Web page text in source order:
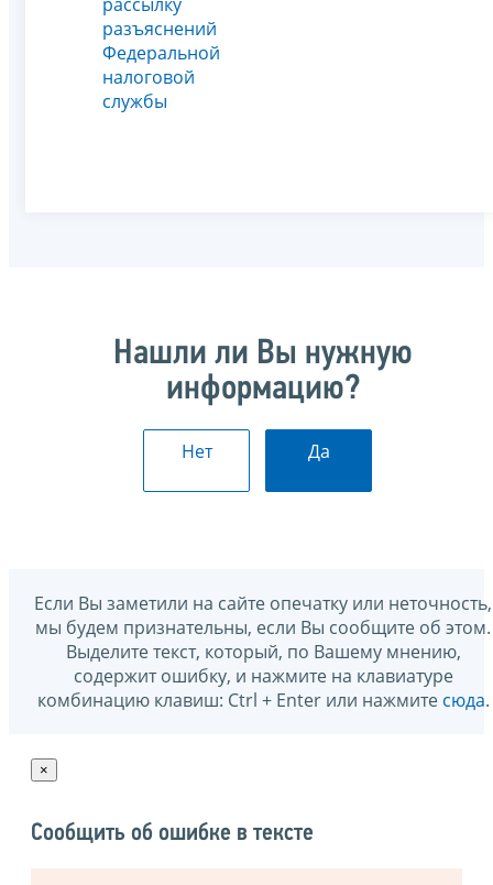
разъяснений
Федеральной
налоговой
службы
Нашли ли Вы нужную
информацию?
Нет Да
Если Вы заметили на сайте опечатку или неточность,
мы будем признательны, если Вы сообщите об этом.
Выделите текст, который, по Вашему мнению,
содержит ошибку, и нажмите на клавиатуре
комбинацию клавиш: Ctrl + Enter или нажмите сюда.
×
Сообщить об ошибке в тексте